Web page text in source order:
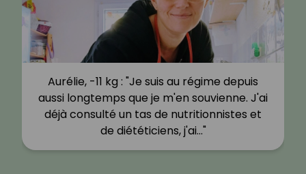
Aurélie, -11 kg : "Je suis au régime depuis
aussi longtemps que je m'en souvienne. J'ai
déjà consulté un tas de nutritionnistes et
de diététiciens, j'ai…"